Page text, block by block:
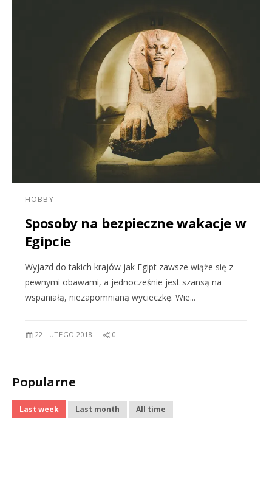
HOBBY
Sposoby na bezpieczne wakacje w
Egipcie
Wyjazd do takich krajów jak Egipt zawsze wiąże się z
pewnymi obawami, a jednocześnie jest szansą na
wspaniałą, niezapomnianą wycieczkę. Wie...
22 LUTEGO 2018 0
Popularne
Last week Last month All time